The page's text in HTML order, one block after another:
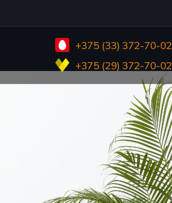
+375 (33) 372-70-02
+375 (29) 372-70-02